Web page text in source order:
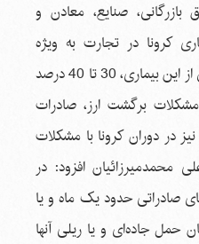
بازرگانی، صنایع، معادن و
کرونا در تجارت به ویژه
صادرات اشاره و بیان کرد: پیش از این بیماری، 30 تا 40 درصد
برگشت ارز، صادرات
در دوران کرونا با مشکلات
محمدمیرزائیان افزود: در
صادراتی حدود یک ماه و یا
حمل جاده‌ای و یا ریلی آنها